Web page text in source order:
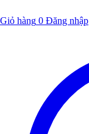
Giỏ hàng 0 Đăng nhập